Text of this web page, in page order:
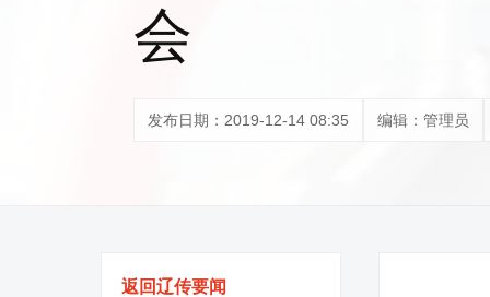
会
发布日期：2019-12-14 08:35 编辑：管理员
返回辽传要闻